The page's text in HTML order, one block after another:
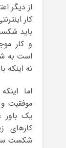
از دیگر
کار
باید
و کار
است به
نه اینکه
اما
موفقیت و
یک
کارهای
شکست